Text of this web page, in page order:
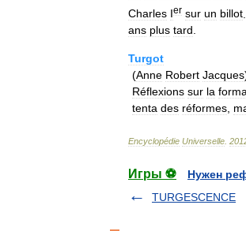
Charles Ier sur un billot
ans plus tard.
Turgot
(Anne Robert Jacques
Réflexions sur la
tenta des réformes,
Encyclopédie Universelle
Игры ⚽
Нужен
TURGESCENCE